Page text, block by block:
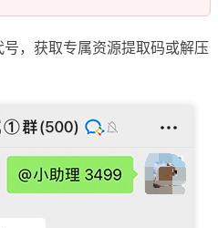
，获取专属资源提取码或解压